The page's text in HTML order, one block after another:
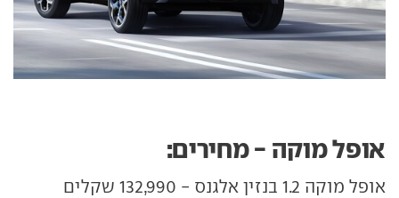
אופל מוקה - מחירים:
אופל מוקה 1.2 בנזין אלגנס - 132,990 שקלים